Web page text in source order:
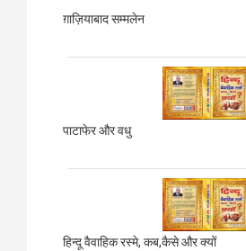
ग़ाज़ियाबादसम्मलेन
पाटाफेर और वधु
हिन्दू वैवाहिक रस्मे, कब,कैसे और क्यों